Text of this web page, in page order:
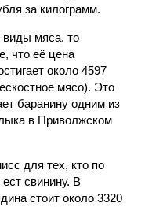
за килограмм.
виды мяса, то
что её цена
около 4597
мясо). Это
баранину одним из
в Приволжском
для тех, кто по
свинину. В
стоит около 3320